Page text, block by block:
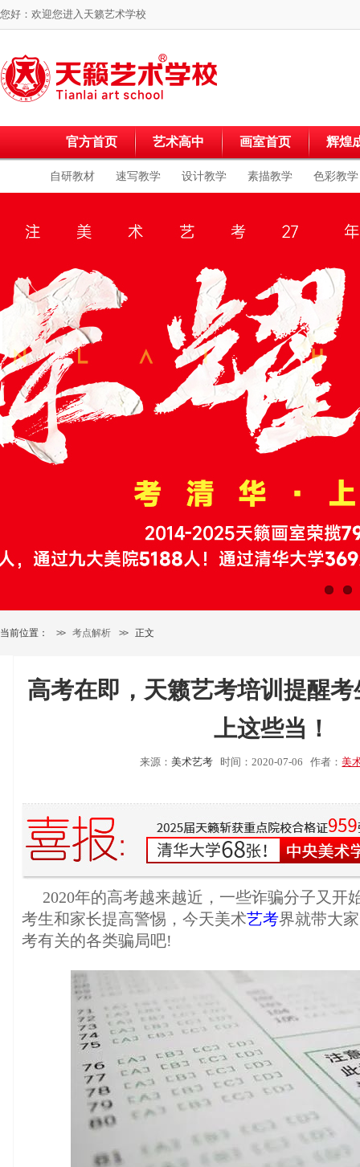
您好：欢迎您进入 天籁艺术学校
官方首页 艺术高中 画室首页 辉煌
自研教材 速写教学 设计教学 素描教学 色彩教学
当前位置： >> 考点解析 >> 正文
高考在即，天籁艺考培训提醒
上这些当！
来源：美术艺考 时间：2020-07-06 作者：美
2020年的高考越来越近，一些诈骗分子又开
考生和家长提高警惕，今天美术艺考界就带大
考有关的各类骗局吧!